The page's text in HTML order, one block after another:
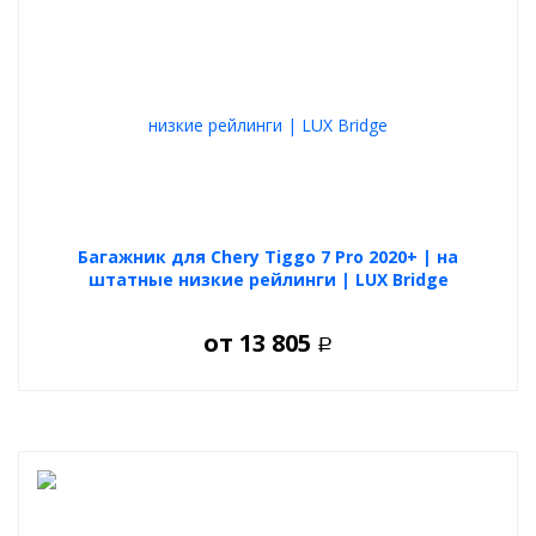
Багажник для Chery Tiggo 7 Pro 2020+ | на
штатные низкие рейлинги | LUX Bridge
от 13 805 Р